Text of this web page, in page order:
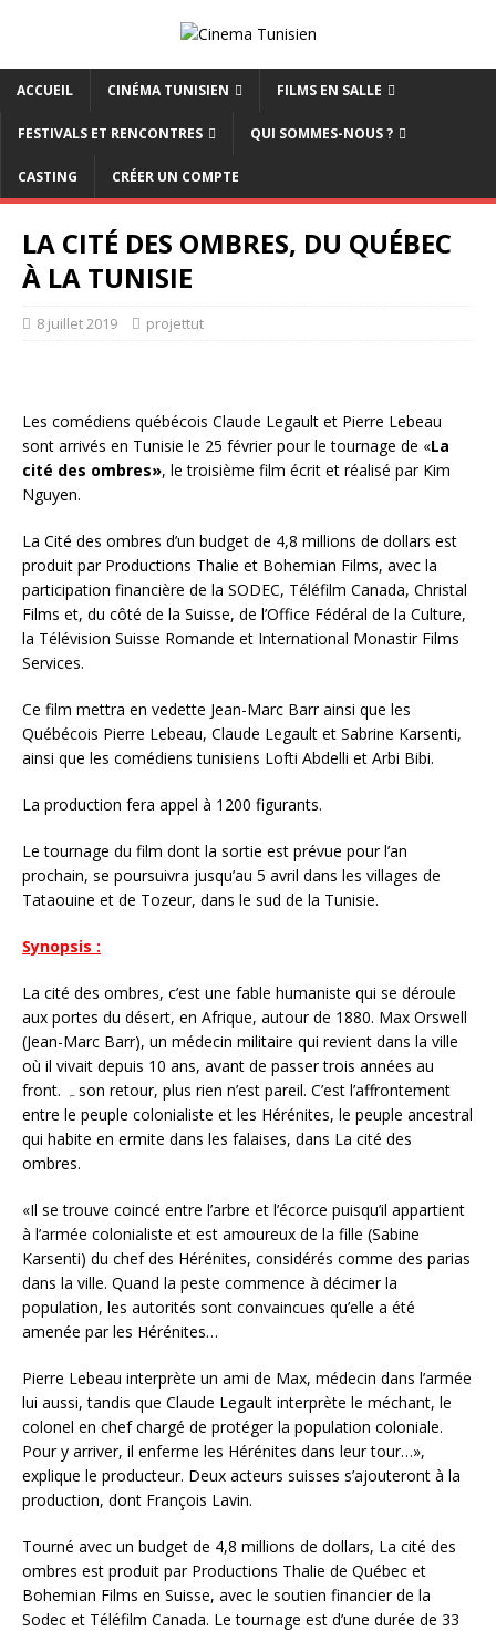
ACCUEIL CINÉMA TUNISIEN FILMS EN SALLE
FESTIVALS ET RENCONTRES QUI SOMMES-NOUS ?
CASTING CRÉER UN COMPTE
LA CITÉ DES OMBRES, DU QUÉBEC
À LA TUNISIE
8 juillet 2019 projettut
Les comédiens québécois Claude Legault et Pierre Lebeau
sont arrivés en Tunisie le 25 février pour le tournage de «La
cité des ombres», le troisième film écrit et réalisé par Kim
Nguyen.
La Cité des ombres d’un budget de 4,8 millions de dollars est
produit par Productions Thalie et Bohemian Films, avec la
participation financière de la SODEC, Téléfilm Canada, Christal
Films et, du côté de la Suisse, de l’Office Fédéral de la Culture,
la Télévision Suisse Romande et International Monastir Films
Services.
Ce film mettra en vedette Jean-Marc Barr ainsi que les
Québécois Pierre Lebeau, Claude Legault et Sabrine Karsenti,
ainsi que les comédiens tunisiens Lofti Abdelli et Arbi Bibi.
La production fera appel à 1200 figurants.
Le tournage du film dont la sortie est prévue pour l’an
prochain, se poursuivra jusqu’au 5 avril dans les villages de
Tataouine et de Tozeur, dans le sud de la Tunisie.
Synopsis :
La cité des ombres, c’est une fable humaniste qui se déroule
aux portes du désert, en Afrique, autour de 1880. Max Orswell
(Jean-Marc Barr), un médecin militaire qui revient dans la ville
où il vivait depuis 10 ans, avant de passer trois années au
front. ہ son retour, plus rien n’est pareil. C’est l’affrontement
entre le peuple colonialiste et les Hérénites, le peuple ancestral
qui habite en ermite dans les falaises, dans La cité des
ombres.
«Il se trouve coincé entre l’arbre et l’écorce puisqu’il appartient
à l’armée colonialiste et est amoureux de la fille (Sabine
Karsenti) du chef des Hérénites, considérés comme des parias
dans la ville. Quand la peste commence à décimer la
population, les autorités sont convaincues qu’elle a été
amenée par les Hérénites…
Pierre Lebeau interprète un ami de Max, médecin dans l’armée
lui aussi, tandis que Claude Legault interprète le méchant, le
colonel en chef chargé de protéger la population coloniale.
Pour y arriver, il enferme les Hérénites dans leur tour…»,
explique le producteur. Deux acteurs suisses s’ajouteront à la
production, dont François Lavin.
Tourné avec un budget de 4,8 millions de dollars, La cité des
ombres est produit par Productions Thalie de Québec et
Bohemian Films en Suisse, avec le soutien financier de la
Sodec et Téléfilm Canada. Le tournage est d’une durée de 33